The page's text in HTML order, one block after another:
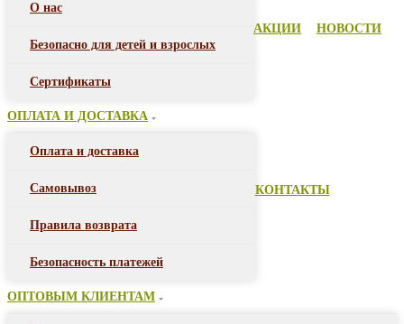
О нас
Безопасно для детей и взрослых
Сертификаты
АКЦИИ НОВОСТИ
ОПЛАТА И ДОСТАВКА
Оплата и доставка
Самовывоз
Правила возврата
Безопасность платежей
КОНТАКТЫ
ОПТОВЫМ КЛИЕНТАМ